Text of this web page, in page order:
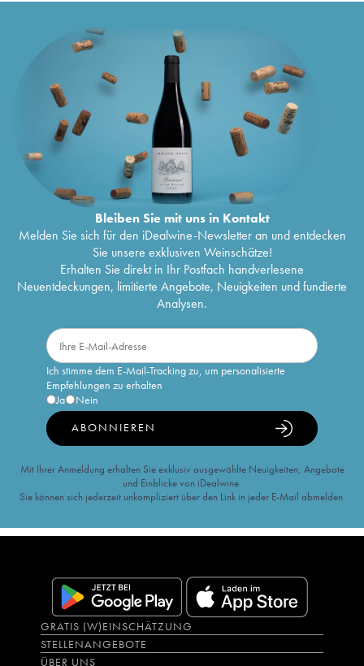
Bleiben Sie mit uns in Kontakt
Melden Sie sich für den iDealwine-Newsletter an und entdecken
Sie unsere exklusiven Weinschätze!
Erhalten Sie direkt in Ihr Postfach handverlesene
Neuentdeckungen, limitierte Angebote, Neuigkeiten und fundierte
Analysen.
Ich stimme dem E-Mail-Tracking zu, um personalisierte
Empfehlungen zu erhalten
Ja
Nein
ABONNIEREN
Mit Ihrer Anmeldung erhalten Sie exklusiv ausgewählte Neuigkeiten, Angebote
und Einblicke von iDealwine.
Sie können sich jederzeit unkompliziert über den Link in jeder E-Mail abmelden.
GRATIS (W)EINSCHÄTZUNG
STELLENANGEBOTE
ÜBER UNS